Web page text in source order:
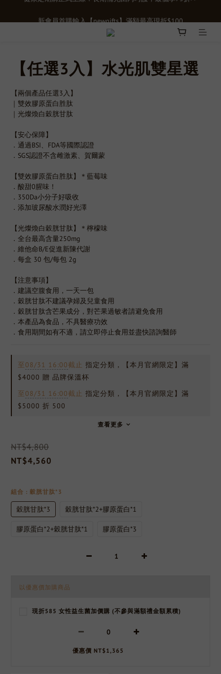
單筆滿千贈【膠原蛋白15入體驗禮】限時贈送立即下單>>>
新會員首購輸入【newgifts】滿額最高現折$100
【任選3入】水光肌雙星選
【兩個產品任選3入】
｜雙效膠原蛋白胜肽
｜光燦煥白穀胱甘肽
【安心保障】
．通過BSI、FDA等國際認證
．SGS認證不含雌激素、賀爾蒙
【雙效膠原蛋白胜肽】＊藍莓味
．酸甜0腥味！
．350Da小分子好吸收
．添加玻尿酸水潤好光澤
【光燦煥白穀胱甘肽】＊檸檬味
．全台最高含量250mg
．維他命B/E促進新陳代謝
．每盒 30 包/每包 2g
【注意事項】
．建議空腹食用，一天一包
．穀胱甘肽不建議孕婦及兒童食用
．穀胱甘肽含芒果成分，對芒果過敏者請避免食用
．本產品為食品，不具醫療功效
．食用期間如有不適，請立即停止食用並盡快諮詢醫師
至08/31 16:00截止 指定分類，【本月官網限定】滿
$4000 贈 品牌保溫杯
至08/31 16:00截止 指定分類，【本月官網限定】滿
$5000 折 500
查看更多
NT$4,800
NT$4,560
組合 : 穀胱甘肽*3
穀胱甘肽*3 穀胱甘肽*2+膠原蛋白*1
膠原蛋白*2+穀胱甘肽*1 膠原蛋白*3
以優惠價加購商品
現折585 女性益生菌加價購 (不參與滿額禮金額累積)
優惠價 NT$1,365